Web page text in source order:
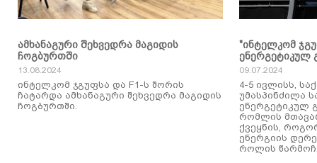
ამხანაგური შეხვედრა მაგიდის
ჩოგბურთში
13.08.2024
ინტელკომ ჯგუფსა და F1-ს შორის
ჩატარდა ამხანაგური შეხვედრა მაგიდის
ჩოგბურთში.
"ინტელკომ
ენერგეტიკულ
09.07.2024
4-5 ივლისს,
უმასპინძილა
ენერგეტიკულ
რომლის
ქვეყნის,
ენერგიის
როლის